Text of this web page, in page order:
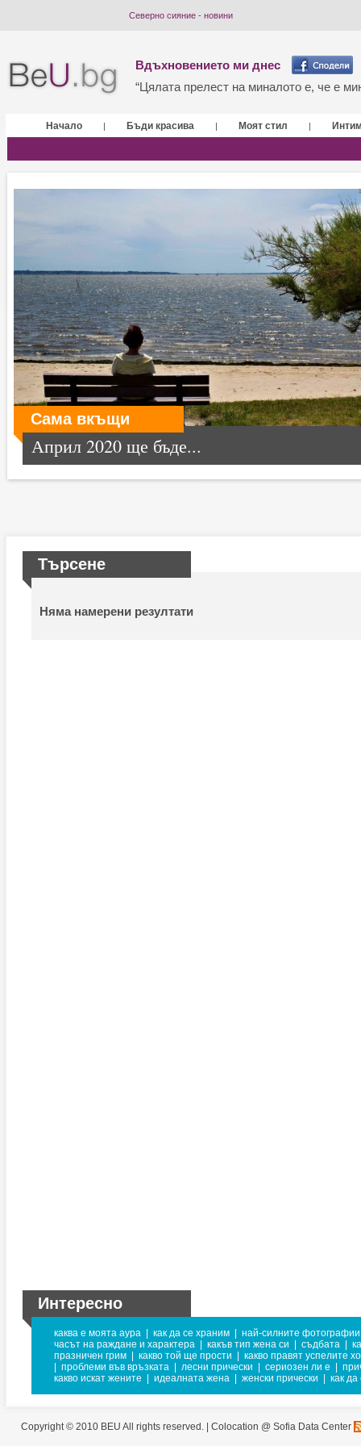
Северно сияние - новини
Вдъхновението ми днес
“Цялата прелест на миналото е, че е
Начало | Бъди красива | Моят стил |
Сама вкъщи
Април 2020 ще бъде...
Търсене
Няма намерени резултати
Интересно
каква е моята аура как да се храним
най-силните фотографии
часът на раждане и характера
какъв тип жена си съдбата
празничен грим
какво той ще прости
какво правят успелите
проблеми във връзката лесни прически сериозен ли е
какво искат жените
идеалната жена женски прически как
Copyright © 2010 BEU All rights reserved. | Colocation @ Sofia Data Center